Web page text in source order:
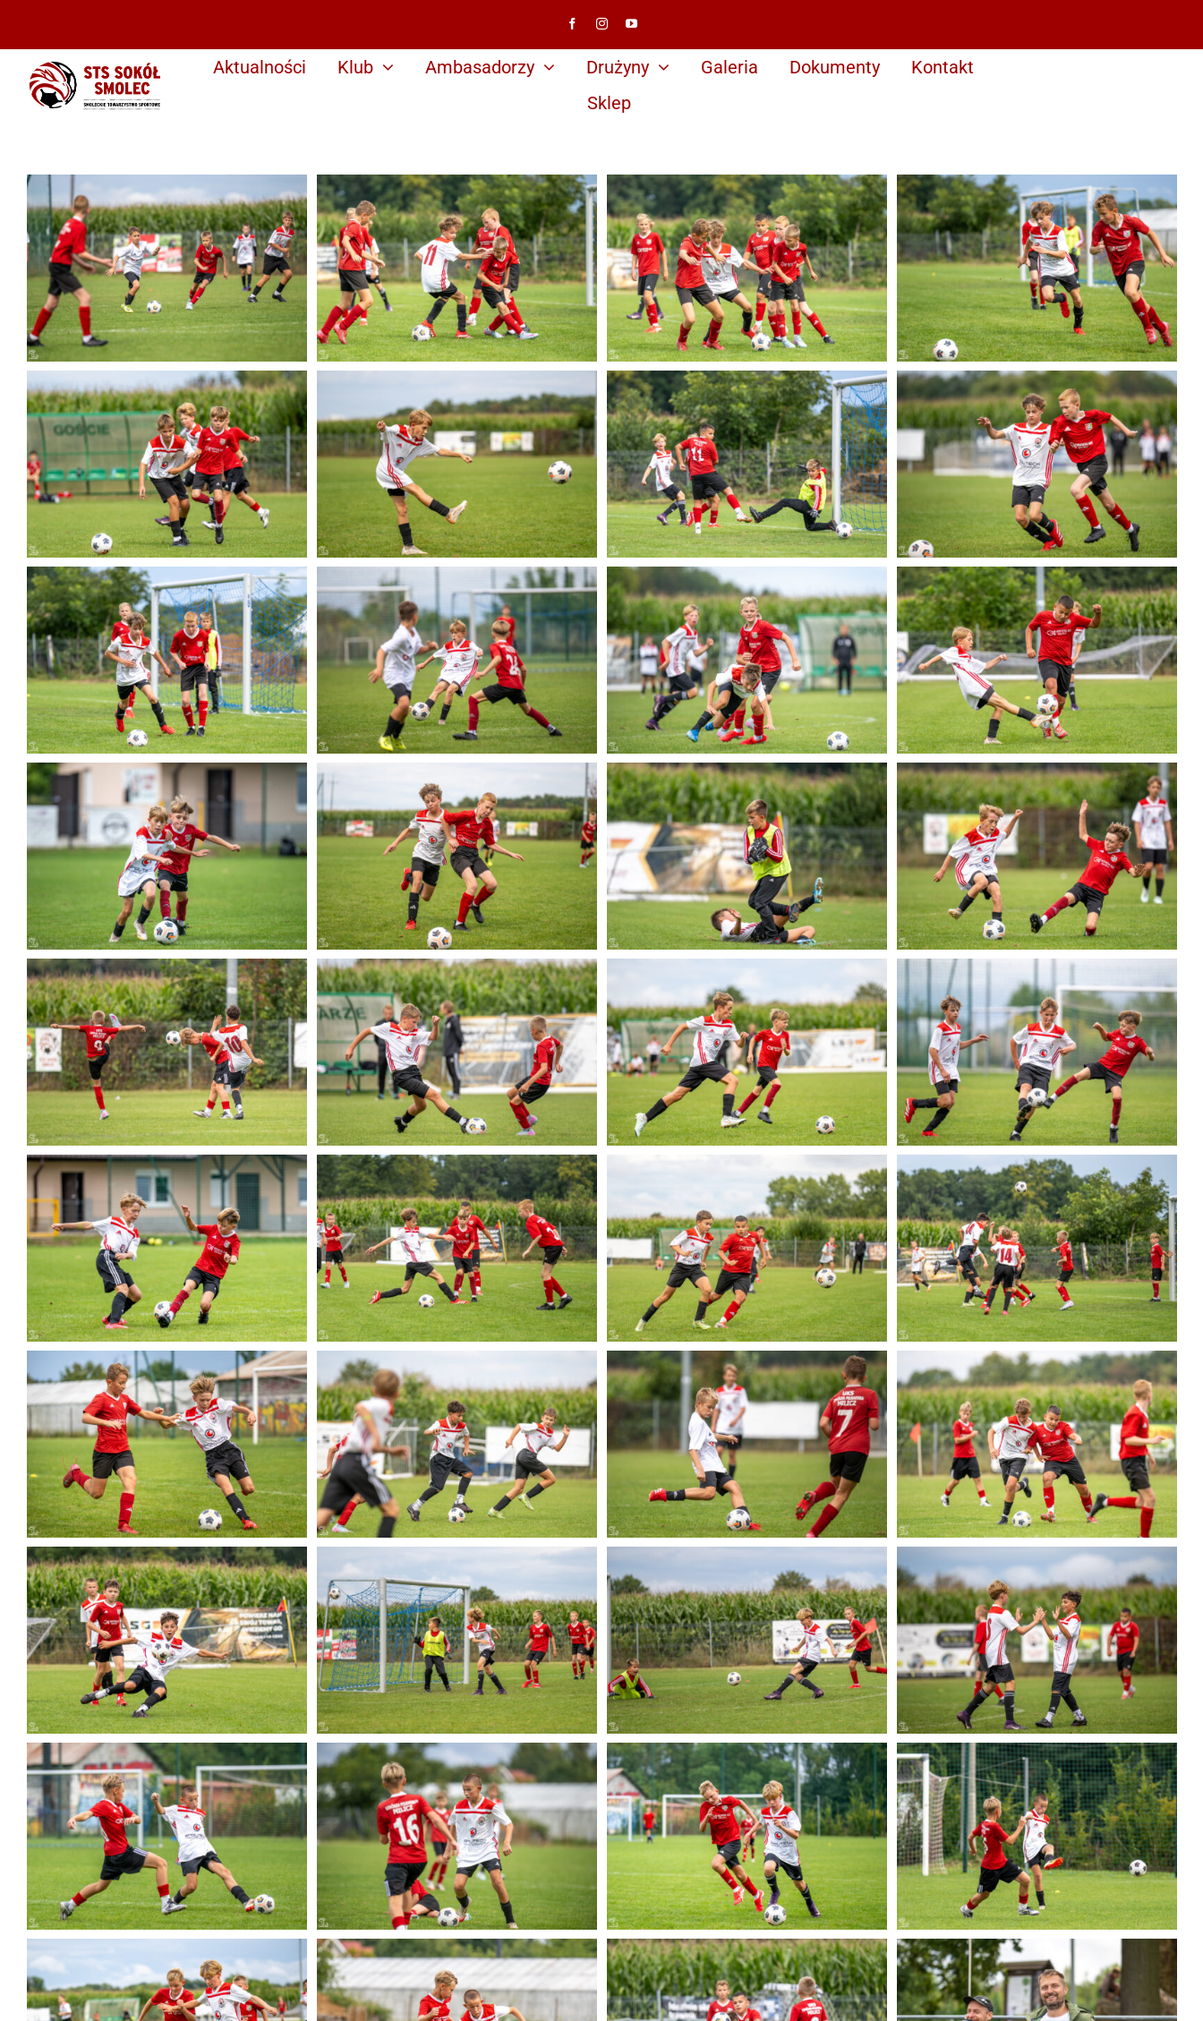
zawartości
Aktualności Klub Ambasadorzy Drużyny Galeria Dokumenty
Kontakt
Sklep